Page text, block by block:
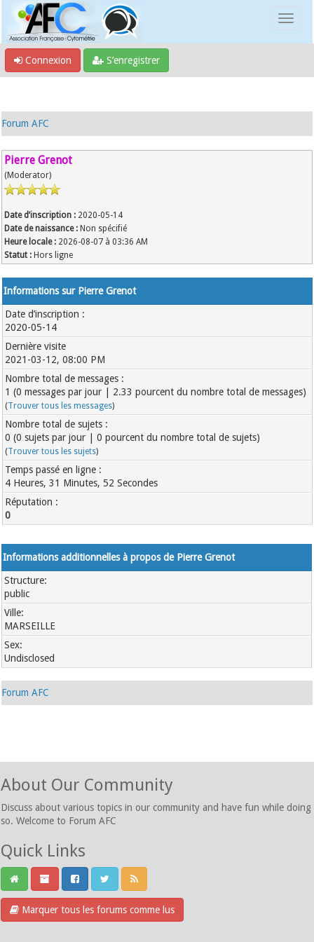
Connexion S’enregistrer
Forum AFC
Pierre Grenot
(Moderator)
Date d’inscription : 2020-05-14
Date de naissance : Non spécifié
Heure locale : 2026-08-07 à 03:36 AM
Statut : Hors ligne
Informations sur Pierre Grenot
Date d’inscription :
2020-05-14
Dernière visite
2021-03-12, 08:00 PM
Nombre total de messages :
1 (0 messages par jour | 2.33 pourcent du nombre total de messages)
(Trouver tous les messages)
Nombre total de sujets :
0 (0 sujets par jour | 0 pourcent du nombre total de sujets)
(Trouver tous les sujets)
Temps passé en ligne :
4 Heures, 31 Minutes, 52 Secondes
Réputation :
0
Informations additionnelles à propos de Pierre Grenot
Structure:
public
Ville:
MARSEILLE
Sex:
Undisclosed
Forum AFC
About Our Community
Discuss about various topics in our community and have fun while doing
so. Welcome to Forum AFC
Quick Links
Marquer tous les forums comme lus